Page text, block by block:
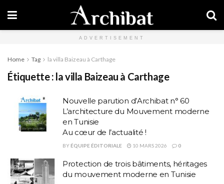
ADVERTISEMENT
Home Tag la villa Baizeau à Carthage
Étiquette : la villa Baizeau à Carthage
Nouvelle parution d’Archibat n° 60
L’architecture du Mouvement moderne
en Tunisie
Au cœur de l’actualité !
BY ÉQUIPE ÉDITORIALE 10 MARS 2026 0
Protection de trois bâtiments, héritages
du mouvement moderne en Tunisie